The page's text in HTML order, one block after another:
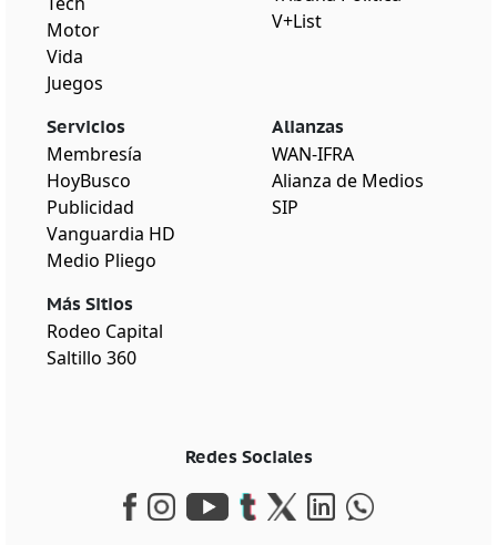
Motor
Vida
Juegos
V+List
Servicios
Membresía
HoyBusco
Publicidad
Vanguardia HD
Medio Pliego
Más Sitios
Rodeo Capital
Saltillo 360
Alianzas
WAN-IFRA
Alianza de Medios
SIP
Redes Sociales